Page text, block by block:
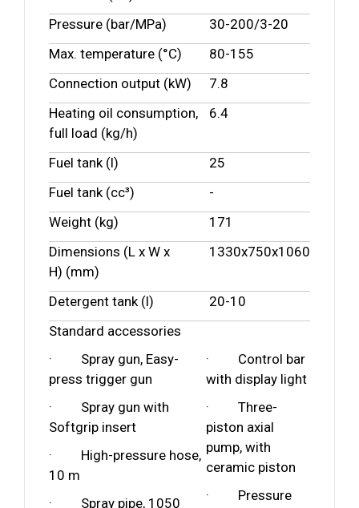
Pressure (bar/MPa)
30-200/3-20
Max. temperature (°C)
80-155
Connection output (kW)
7.8
Heating oil consumption,
full load (kg/h)
6.4
Fuel tank (l)
25
Fuel tank (cc³)
-
Weight (kg)
171
Dimensions (L x W x
H) (mm)
1330x750x1060
Detergent tank (l) 20-10
Standard accessories
· Spray gun, Easy-
press trigger gun
· Spray gun with
Softgrip insert
· High-pressure hose,
10 m
· Spray pipe, 1050
· Control bar
with display light
· Three-
piston axial
pump, with
ceramic piston
· Pressure